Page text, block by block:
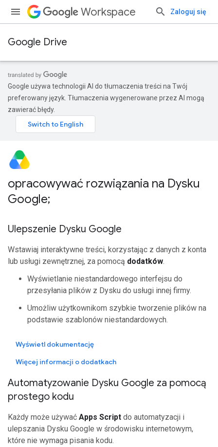
Workspace Zaloguj się
Google Drive
Google używa technologii AI do tłumaczenia treści na Twój
preferowany język. Tłumaczenia wygenerowane przez AI mogą
zawierać błędy.
opracowywać rozwiązania na Dysku
Google;
Ulepszenie Dysku Google
Wstawiaj interaktywne treści, korzystając z danych z konta
lub usługi zewnętrznej, za pomocą dodatków.
Wyświetlanie niestandardowego interfejsu do
przesyłania plików z Dysku do usługi innej firmy.
Umożliw użytkownikom szybkie tworzenie plików na
podstawie szablonów niestandardowych.
Wyświetl dokumentację
Więcej informacji o dodatkach
Automatyzowanie Dysku Google za pomocą
prostego kodu
Każdy może używać Apps Script do automatyzacji i
ulepszania Dysku Google w środowisku internetowym,
które nie wymaga pisania kodu.